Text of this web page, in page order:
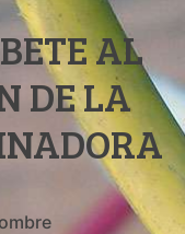
AL
DE LA